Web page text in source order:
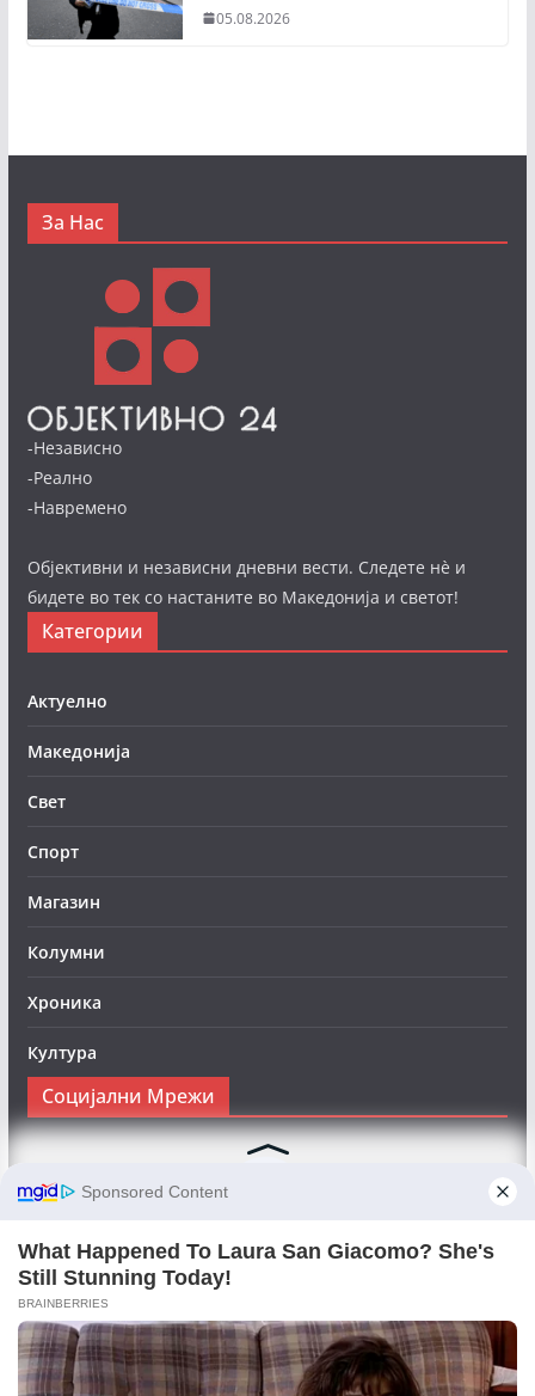
05.08.2026
За Нас
-Независно
-Реално
-Навремено
Објективни и независни дневни вести. Следете нè и
бидете во тек со настаните во Македонија и светот!
Категории
Актуелно
Македонија
Свет
Спорт
Магазин
Колумни
Хроника
Култура
Социјални Мрежи
Следете нè на Фејсбук за да сте во тек со најновите